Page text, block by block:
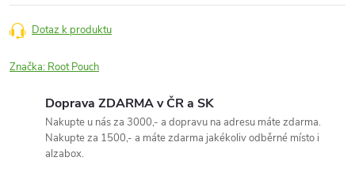
cena:
Dotaz k produktu
Značka: Root Pouch
Doprava ZDARMA v ČR a SK
Nakupte u nás za 3000,- a dopravu na adresu máte zdarma.
Nakupte za 1500,- a máte zdarma jakékoliv odběrné místo i
alzabox.